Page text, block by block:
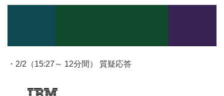
・2/2（15:27～ 12分間） 質疑応答